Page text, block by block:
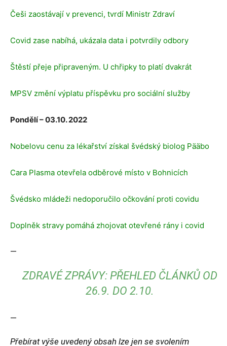
Češi zaostávají v prevenci, tvrdí Ministr Zdraví
Covid zase nabíhá, ukázala data i potvrdily odbory
Štěstí přeje připraveným. U chřipky to platí dvakrát
MPSV změní výplatu příspěvku pro sociální služby
Pondělí – 03.10. 2022
Nobelovu cenu za lékařství získal švédský biolog Pääbo
Cara Plasma otevřela odběrové místo v Bohnicích
Švédsko mládeži nedoporučilo očkování proti covidu
Doplněk stravy pomáhá zhojovat otevřené rány i covid
—
ZDRAVÉ ZPRÁVY: PŘEHLED ČLÁNKŮ OD
26.9. DO 2.10.
—
Přebírat výše uvedený obsah lze jen se svolením